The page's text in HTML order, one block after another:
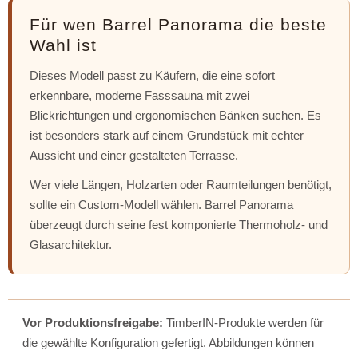
Für wen Barrel Panorama die beste
Wahl ist
Dieses Modell passt zu Käufern, die eine sofort
erkennbare, moderne Fasssauna mit zwei
Blickrichtungen und ergonomischen Bänken suchen. Es
ist besonders stark auf einem Grundstück mit echter
Aussicht und einer gestalteten Terrasse.
Wer viele Längen, Holzarten oder Raumteilungen benötigt,
sollte ein Custom-Modell wählen. Barrel Panorama
überzeugt durch seine fest komponierte Thermoholz- und
Glasarchitektur.
Vor Produktionsfreigabe: TimberIN-Produkte werden für
die gewählte Konfiguration gefertigt. Abbildungen können